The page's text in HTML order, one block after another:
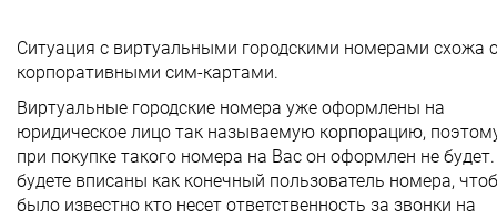
Ситуация с виртуальными городскими номерами схожа с
корпоративными сим-картами.
Виртуальные городские номера уже оформлены на
юридическое лицо так называемую корпорацию,
при покупке такого номера на Вас он оформлен не
будете вписаны как конечный пользователь номера,
было известно кто несет ответственность за звонки на